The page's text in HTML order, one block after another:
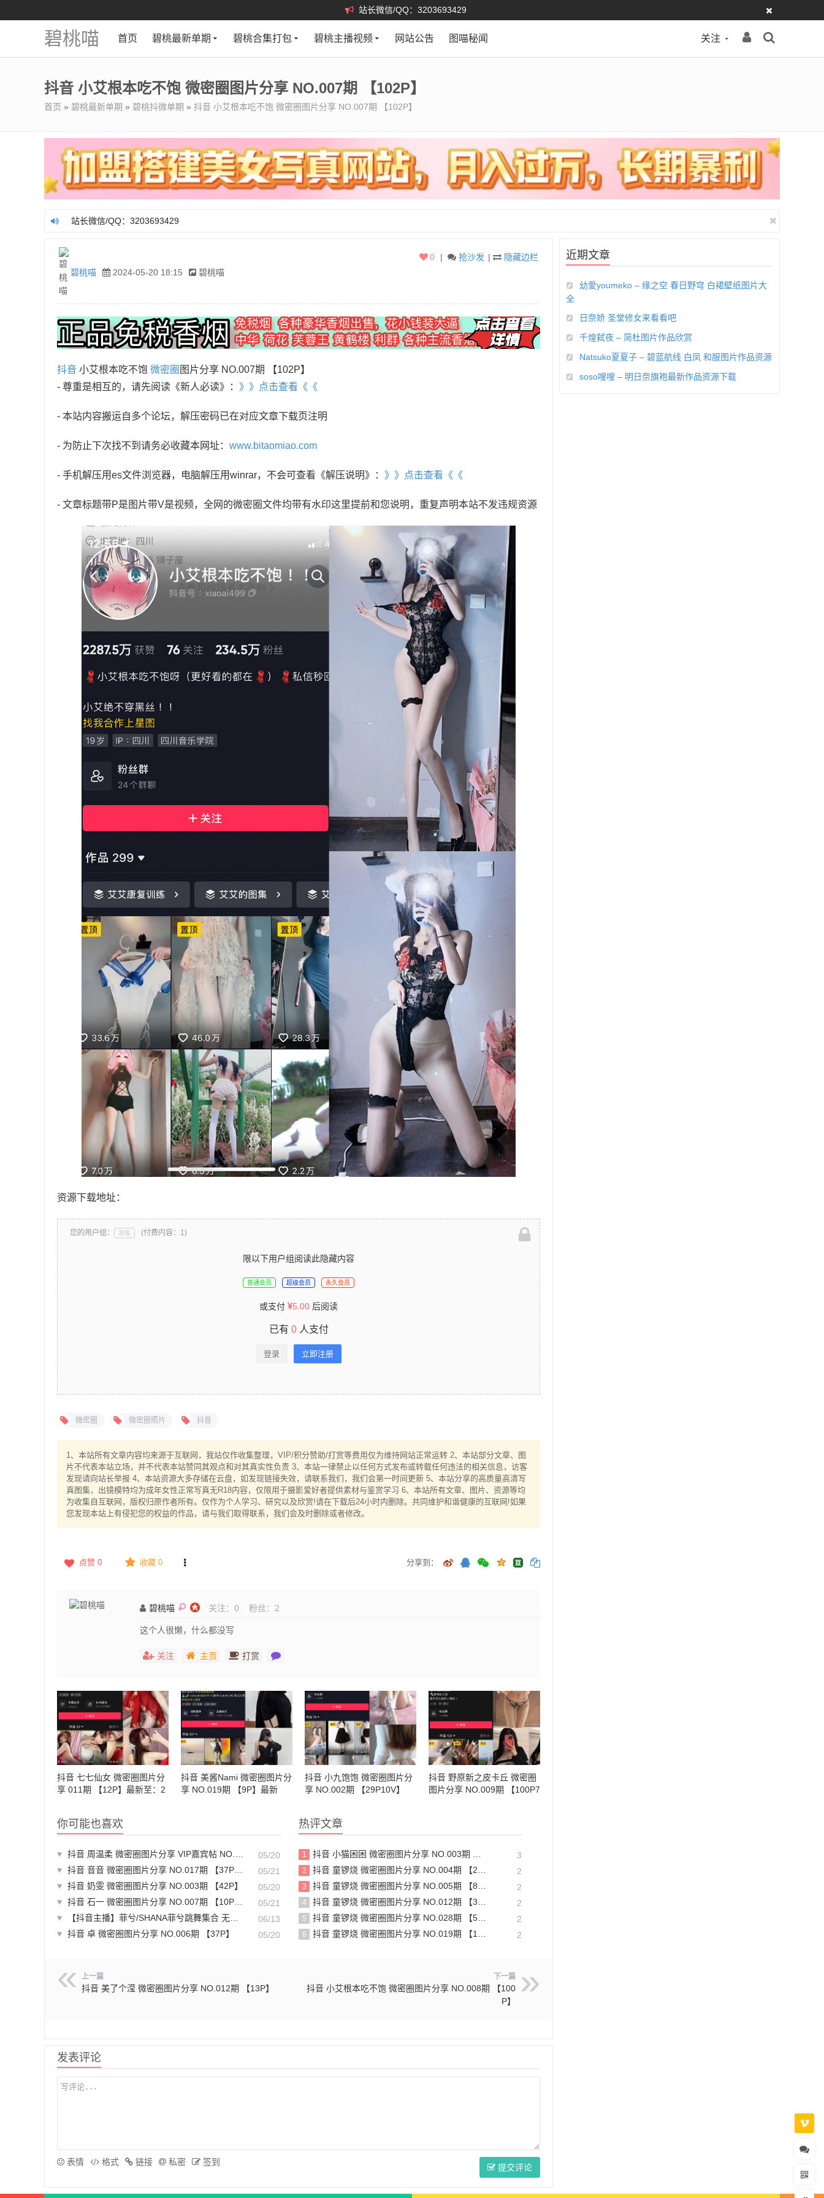
站长微信/QQ：3203693429
碧桃喵 关注
首页 碧桃最新单期 碧桃合集打包 碧桃主播视频 网站公告 图喵秘闻
抖音 小艾根本吃不饱 微密圈图片分享 NO.007期 【102P】
首页 » 碧桃最新单期 » 碧桃抖微单期 » 抖音 小艾根本吃不饱 微密圈图片分享 NO.007期 【102P】
站长微信/QQ：3203693429
碧桃喵 2024-05-20 18:15 碧桃喵
| 隐藏边栏
| 抢沙发
0
抖音 小艾根本吃不饱 微密圈 图片分享 NO.007期 【102P】
- 尊重是相互的，请先阅读《新人必读》： 》》点击查看《《
- 本站内容搬运自多个论坛，解压密码已在对应文章下载页注明
- 为防止下次找不到请务必收藏本网址： www.bitaomiao.com
- 手机解压用es文件浏览器，电脑解压用winrar，不会可查看《解压说明》： 》》点击查看《《
- 文章标题带P是图片带V是视频，全网的微密圈文件均带有水印这里提前和您说明，重复声明本站不发违规资源
资源下载地址：
您的用户组： 游客 (付费内容：1)
限以下用户组阅读此隐藏内容
普通会员 超级会员 永久会员
或支付 5.00 后阅读
已有 0人支付
登录 立即注册
微密圈 微密圈照片 抖音
1、本站所有文章内容均来源于互联网，我站仅作收集整理，VIP/积分赞助/打赏等费用仅为维持网站正常运转 2、本站部分文章、图
片不代表本站立场，并不代表本站赞同其观点和对其真实性负责 3、本站一律禁止以任何方式发布或转载任何违法的相关信息，访客
发现请向站长举报 4、本站资源大多存储在云盘，如发现链接失效，请联系我们，我们会第一时间更新 5、本站分享的高质量高清写
真图集，出镜模特均为成年女性正常写真无R18内容，仅限用于摄影爱好者提供素材与鉴赏学习 6、本站所有文章、图片、资源等均
为收集自互联网，版权归原作者所有。仅作为个人学习、研究以及欣赏!请在下载后24小时内删除。共同维护和谐健康的互联网!如果
您发现本站上有侵犯您的权益的作品，请与我们取得联系，我们会及时删除或者修改。
点赞 0 收藏 0 分享到：
碧桃喵 关注： 0 粉丝： 2
这个人很懒，什么都没写
关注 主页 打赏
抖音 七七仙女 微密圈图片分
享 011期 【12P】最新至：2
抖音 美酱Nami 微密圈图片分
享 NO.019期 【9P】最新
抖音 小九饱饱 微密圈图片分
享 NO.002期 【29P10V】
抖音 野原新之皮卡丘 微密圈
图片分享 NO.009期 【100P7
你可能也喜欢
♥ 抖音 周温柔 微密圈图片分享 VIP嘉宾帖 NO.001期 【9P】
05/20
♥ 抖音 音音 微密圈图片分享 NO.017期 【37P2V】最新至：2023.12.11
05/21
♥ 抖音 奶雯 微密圈图片分享 NO.003期 【42P】
05/20
♥ 抖音 石一 微密圈图片分享 NO.007期 【10P2V】最新至：2023.7.8
05/21
♥
【抖音主播】菲兮/SHANA菲兮跳舞集合 无水印 （22v/1.18g）-舞蹈视频自备纸巾
06/13
♥ 抖音 卓 微密圈图片分享 NO.006期 【37P】 05/20
热评文章
1 抖音 小猫困困 微密圈图片分享 NO.003期 【23P16V】最新至：2025.1.23 3
2 抖音 童锣烧 微密圈图片分享 NO.004期 【20P5V】 2
3 抖音 童锣烧 微密圈图片分享 NO.005期 【8P1V】最新至：2023.6.11 2
4 抖音 童锣烧 微密圈图片分享 NO.012期 【31P】 2
5 抖音 童锣烧 微密圈图片分享 NO.028期 【5P6V】最新至：2025.4.9 2
6 抖音 童锣烧 微密圈图片分享 NO.019期 【18P5V】最新至：2024.11.27 2
上一篇
抖音 美了个滢 微密圈图片分享 NO.012期 【13P】
下一篇
抖音 小艾根本吃不饱 微密圈图片分享 NO.008期 【100
P】
发表评论
表情 格式 链接 私密 签到
提交评论
近期文章
幼愛youmeko – 缘之空 春日野穹 白裙壁纸图片大
全
日奈娇 圣堂修女来看看吧
千煌弑夜 – 简杜图片作品欣赏
Natsuko夏夏子 – 碧蓝航线 白凤 和服图片作品资源
soso嗖嗖 – 明日奈旗袍最新作品资源下载